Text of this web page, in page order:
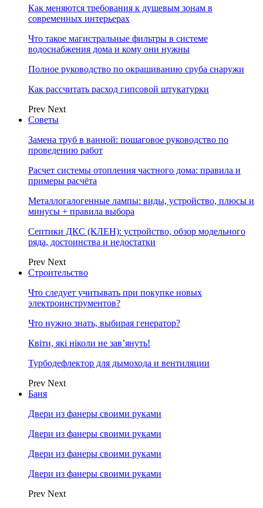
Как меняются требования к душевым зонам в
современных интерьерах
Что такое магистральные фильтры в системе
водоснабжения дома и кому они нужны
Полное руководство по окрашиванию сруба снаружи
Как рассчитать расход гипсовой штукатурки
Prev Next
Советы
Замена труб в ванной: пошаговое руководство по
проведению работ
Расчет системы отопления частного дома: правила и
примеры расчёта
Металлогалогенные лампы: виды, устройство, плюсы и
минусы + правила выбора
Септики ДКС (КЛЕН): устройство, обзор модельного
ряда, достоинства и недостатки
Prev Next
Строительство
Что следует учитывать при покупке новых
электроинструментов?
Что нужно знать, выбирая генератор?
Квіти, які ніколи не зав’януть!
Турбодефлектор для дымохода и вентиляции
Prev Next
Баня
Двери из фанеры своими руками
Двери из фанеры своими руками
Двери из фанеры своими руками
Двери из фанеры своими руками
Prev Next